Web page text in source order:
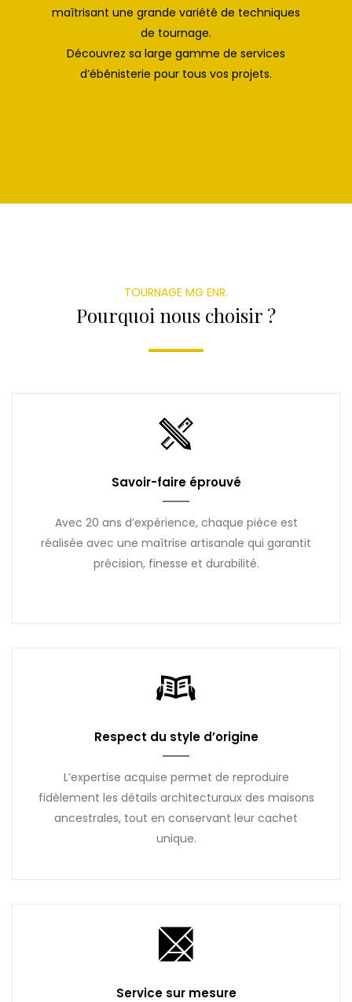
maîtrisant une grande variété de techniques
de tournage.
Découvrez sa large gamme de services
d’ébénisterie pour tous vos projets.
TOURNAGE MG ENR.
Pourquoi nous choisir ?
Savoir-faire éprouvé
Avec 20 ans d’expérience, chaque pièce est
réalisée avec une maîtrise artisanale qui garantit
précision, finesse et durabilité.
Respect du style d’origine
L’expertise acquise permet de reproduire
fidèlement les détails architecturaux des maisons
ancestrales, tout en conservant leur cachet
unique.
Service sur mesure